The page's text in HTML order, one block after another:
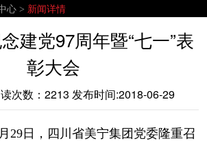
新闻中心
心 > 新闻详情
建党97周年暨“七一”表
彰大会
次数：2213 发布时间:2018-06-29
日，四川省美宁集团党委隆重召